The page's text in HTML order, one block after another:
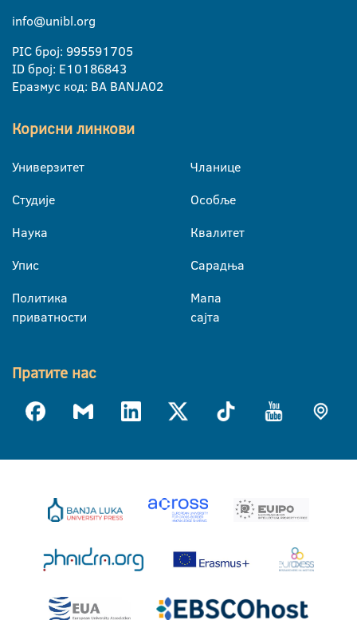
info@unibl.org
PIC број: 995591705
ID број: E10186843
Еразмус код: BA BANJA02
Корисни линкови
Универзитет
Студије
Наука
Упис
Политика
приватности
Чланице
Особље
Квалитет
Сарадња
Мапа
сајта
Пратите нас